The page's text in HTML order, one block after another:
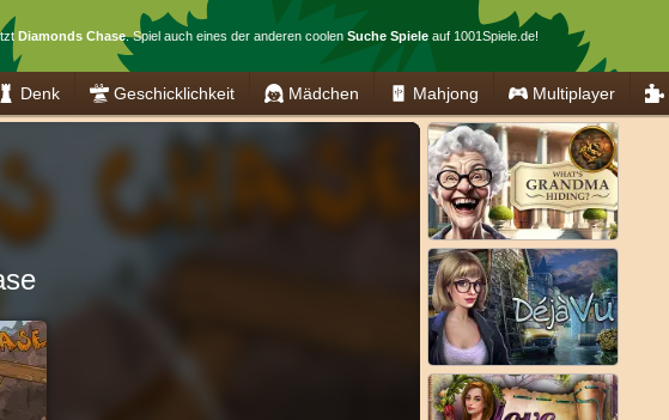
Diamonds Chase. Spiel auch eines der anderen coolen Suche Spiele auf 1001Spiele.de!
Denk Geschicklichkeit Mädchen Mahjong Multiplayer